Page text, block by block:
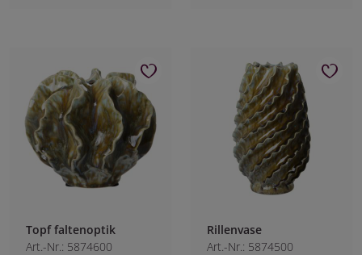
Topf faltenoptik
Art.-Nr.: 5874600
Rillenvase
Art.-Nr.: 5874500